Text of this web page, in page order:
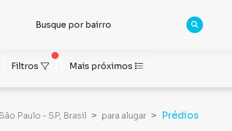
Filtros Mais próximos
Paulo - SP, Brasil para alugar
Prédios